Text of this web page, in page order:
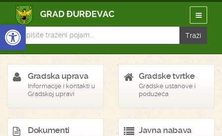
Open toolbar
Gradska uprava
Informacije i kontakti u
Gradskoj upravi
Gradske tvrtke
Gradske ustanove i
poduzeća
Dokumenti Javna nabava